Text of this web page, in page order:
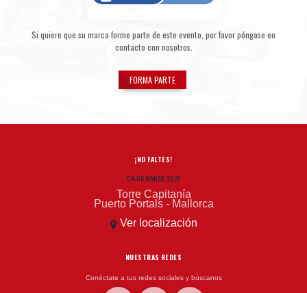
Si quiere que su marca forme parte de este evento, por favor póngase en
contacto con nosotros.
FORMA PARTE
¡NO FALTES!
04-06 MARZO, 2027
Torre Capitanía
Puerto Portals - Mallorca
Ver localización
NUESTRAS REDES
Conéctate a tus redes sociales y búscanos